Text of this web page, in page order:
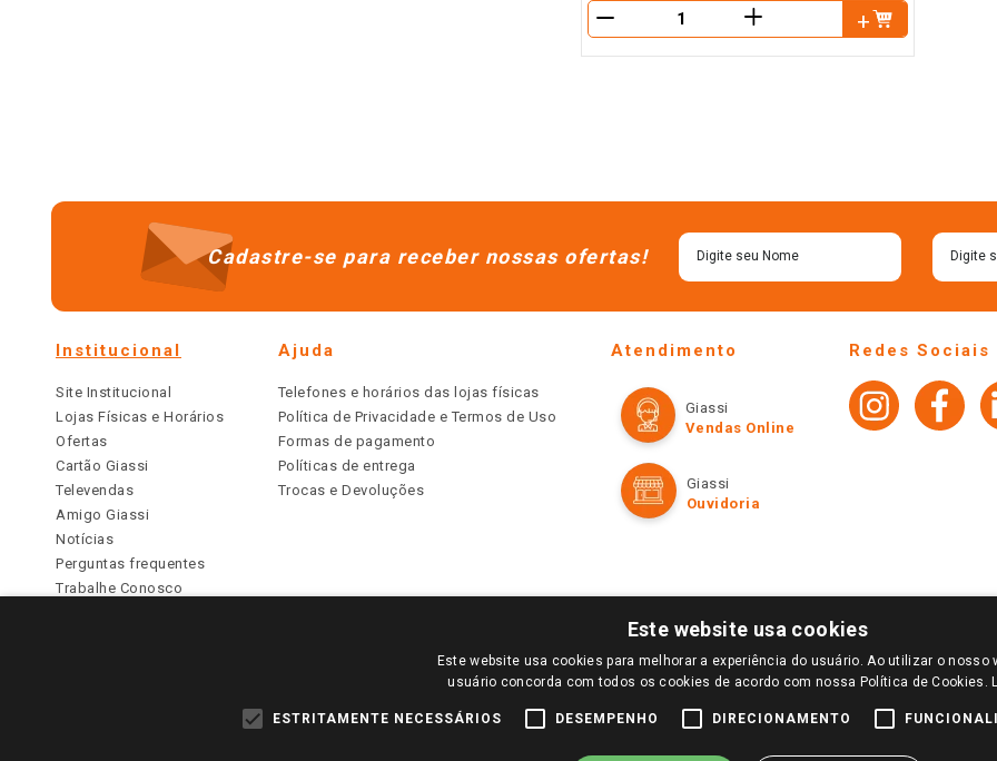
＋
Cadastre-se para receber nossas ofertas!
Institucional
Site Institucional
Lojas Físicas e Horários
Ofertas
Cartão Giassi
Televendas
Amigo Giassi
Notícias
Perguntas frequentes
Trabalhe Conosco
Ajuda
Telefones e horários das lojas físicas
Política de Privacidade e Termos de Uso
Formas de pagamento
Políticas de entrega
Trocas e Devoluções
Atendimento
Giassi
Vendas Online
Giassi
Ouvidoria
Redes Sociais
PARA VER OS PREÇOS DA SUA REGIÃO, FAÇA LOGIN E SELECIONE A LOJA DE SUA PREFERÊNCIA. SOMENTE APÓS O LOGIN, OS PREÇOS
TODOS OS PREÇOS E CONDIÇÕES COMERCIAIS DESTE SITE SÃO VÁLIDOS APENAS PARA COMPRAS REALIZADAS NO GIASSI.COM.BR E NA LOJA
DE BUSCAS.
Este website usa cookies
Este website usa cookies para melhorar a experiência do usuário. Ao utilizar o nosso
usuário concorda com todos os cookies de acordo com nossa Política de Cookies.
ESTRITAMENTE NECESSÁRIOS DESEMPENHO DIRECIONAMENTO